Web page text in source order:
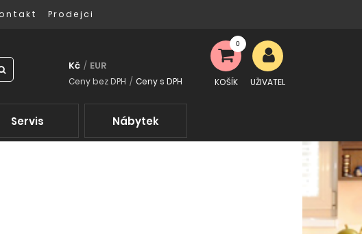
Prodejci
0
KOŠÍK UŽIVATEL
Kč / EUR
Ceny bez DPH / Ceny s DPH
Servis Nábytek